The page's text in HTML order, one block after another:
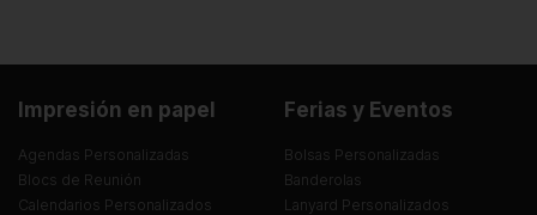
Impresión en papel
Agendas Personalizadas
Blocs de Reunión
Calendarios Personalizados
Ferias y Eventos
Bolsas Personalizadas
Banderolas
Lanyard Personalizados